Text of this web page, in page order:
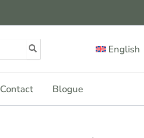
English
Contact Blogue